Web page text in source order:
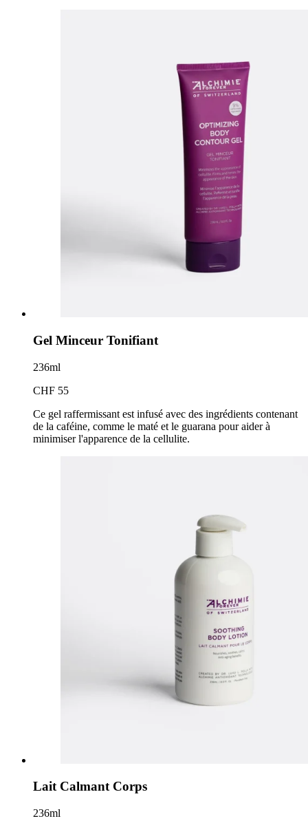
Gel Minceur Tonifiant
236ml
CHF 55
Ce gel raffermissant est infusé avec des ingrédients contenant
de la caféine, comme le maté et le guarana pour aider à
minimiser l'apparence de la cellulite.
Lait Calmant Corps
236ml